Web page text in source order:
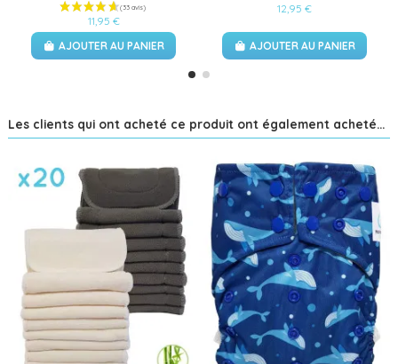
11,95 €
AJOUTER AU PANIER
12,95 €
AJOUTER AU PANIER
Les clients qui ont acheté ce produit ont également acheté...